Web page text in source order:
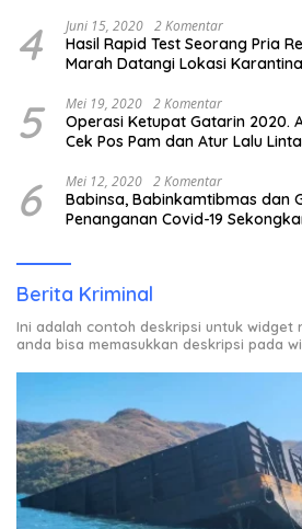
4 Juni 15, 2020 2 Komentar
Hasil Rapid Test Seorang Pria
Marah Datangi Lokasi Karantina
5 Mei 19, 2020 2 Komentar
Operasi Ketupat Gatarin 2020.
Cek Pos Pam dan Atur Lalu
6 Mei 12, 2020 2 Komentar
Babinsa, Babinkamtibmas dan
Penanganan Covid-19
Berita Kriminal
Ini adalah contoh deskripsi untuk widget
anda bisa memasukkan deskripsi pada